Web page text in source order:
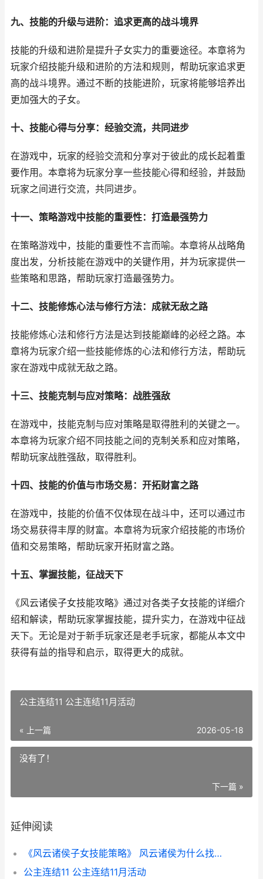
九、技能的升级与进阶：追求更高的战斗境界
技能的升级和进阶是提升子女实力的重要途径。本章将为
玩家介绍技能升级和进阶的方法和规则，帮助玩家追求更
高的战斗境界。通过不断的技能进阶，玩家将能够培养出
更加强大的子女。
十、技能心得与分享：经验交流，共同进步
在游戏中，玩家的经验交流和分享对于彼此的成长起着重
要作用。本章将为玩家分享一些技能心得和经验，并鼓励
玩家之间进行交流，共同进步。
十一、策略游戏中技能的重要性：打造最强势力
在策略游戏中，技能的重要性不言而喻。本章将从战略角
度出发，分析技能在游戏中的关键作用，并为玩家提供一
些策略和思路，帮助玩家打造最强势力。
十二、技能修炼心法与修行方法：成就无敌之路
技能修炼心法和修行方法是达到技能巅峰的必经之路。本
章将为玩家介绍一些技能修炼的心法和修行方法，帮助玩
家在游戏中成就无敌之路。
十三、技能克制与应对策略：战胜强敌
在游戏中，技能克制与应对策略是取得胜利的关键之一。
本章将为玩家介绍不同技能之间的克制关系和应对策略，
帮助玩家战胜强敌，取得胜利。
十四、技能的价值与市场交易：开拓财富之路
在游戏中，技能的价值不仅体现在战斗中，还可以通过市
场交易获得丰厚的财富。本章将为玩家介绍技能的市场价
值和交易策略，帮助玩家开拓财富之路。
十五、掌握技能，征战天下
《风云诸侯子女技能攻略》通过对各类子女技能的详细介
绍和解读，帮助玩家掌握技能，提升实力，在游戏中征战
天下。无论是对于新手玩家还是老手玩家，都能从本文中
获得有益的指导和启示，取得更大的成就。
公主连结11 公主连结11月活动
« 上一篇 2026-05-18
没有了！
下一篇 »
延伸阅读
《风云诸侯子女技能策略》 风云诸侯为什么找不到了
公主连结11 公主连结11月活动